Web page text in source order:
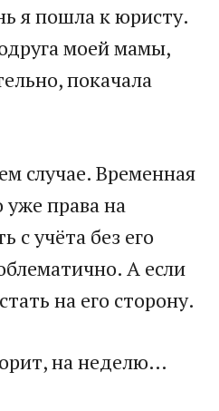
я пошла к юристу.
моей мамы,
покачала
случае. Временная
уже права на
с учёта без его
А если
на его сторону.
на неделю…